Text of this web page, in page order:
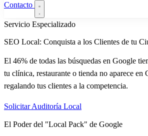
Contacto
Servicio Especializado
SEO Local: Conquista a los Clientes de tu
El 46% de todas las búsquedas en Google
tu clínica, restaurante o tienda no aparece en
regalando tus clientes a la competencia.
Solicitar Auditoría Local
El Poder del "Local Pack" de Google